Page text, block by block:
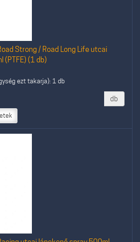
Strong / Road Long Life utcai
(PTFE) (1 db)
ezt takarja): 1 db
db